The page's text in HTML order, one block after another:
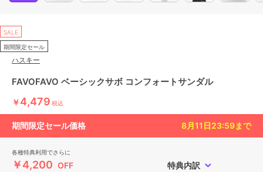
SALE
期間限定セール
ハスキー
FAVOFAVO ベーシックサボ コンフォートサンダル
￥4,479 税込
期間限定セール価格 8月11日23:59まで
各種特典利用でさらに
￥4,200 OFF 特典内訳